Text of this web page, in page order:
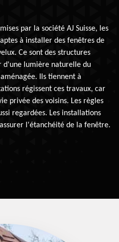
par la société AJ Suisse, les
à installer des fenêtres de
Ce sont des structures
d'une lumière naturelle du
Ils tiennent à
régissent ces travaux, car
privée des voisins. Les règles
regardées. Les installations
l'étanchéité de la fenêtre.